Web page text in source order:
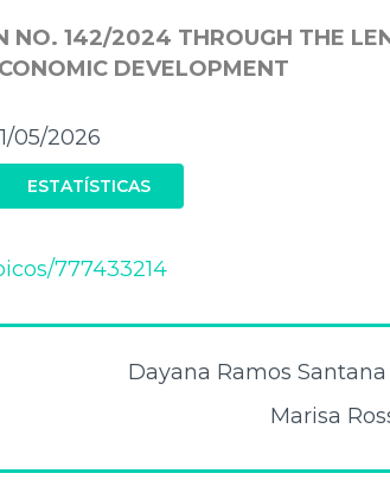
NO. 142/2024 THROUGH THE
DEVELOPMENT
05/2026
ESTATÍSTICAS
777433214
Dayana Ramos
Marisa